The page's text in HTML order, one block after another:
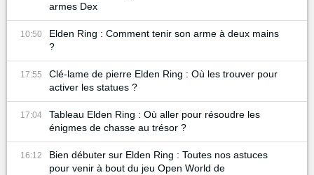
armes Dex
10:50
Elden Ring : Comment tenir son arme à deux mains
?
17:55
Clé-lame de pierre Elden Ring : Où les trouver pour
activer les statues ?
17:04
Tableau Elden Ring : Où aller pour résoudre les
énigmes de chasse au trésor ?
16:12
Bien débuter sur Elden Ring : Toutes nos astuces
pour venir à bout du jeu Open World de